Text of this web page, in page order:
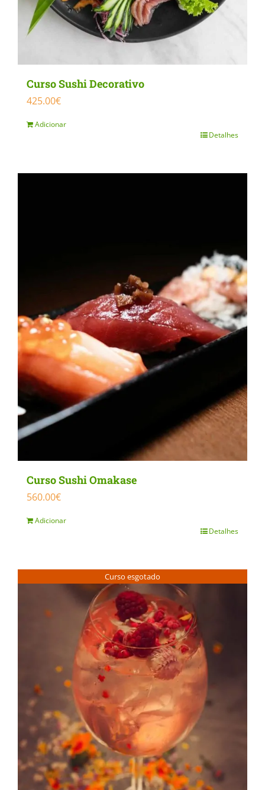
Curso Sushi Decorativo
425.00€
Adicionar
Detalhes
Curso Sushi Omakase
560.00€
Adicionar
Detalhes
Curso esgotado